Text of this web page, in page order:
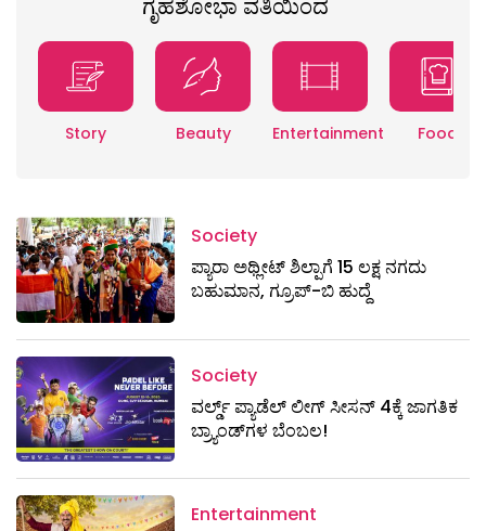
ಗೃಹಶೋಭಾ ವತಿಯಿಂದ
Story Beauty Entertainment Food
Society
ಪ್ಯಾರಾ ಅಥ್ಲೀಟ್ ಶಿಲ್ಪಾಗೆ 15 ಲಕ್ಷ ನಗದು
ಬಹುಮಾನ, ಗ್ರೂಪ್-ಬಿ ಹುದ್ದೆ
Society
ವರ್ಲ್ಡ್ ಪ್ಯಾಡೆಲ್ ಲೀಗ್ ಸೀಸನ್ 4ಕ್ಕೆ ಜಾಗತಿಕ
ಬ್ರ್ಯಾಂಡ್‌ಗಳ ಬೆಂಬಲ!
Entertainment